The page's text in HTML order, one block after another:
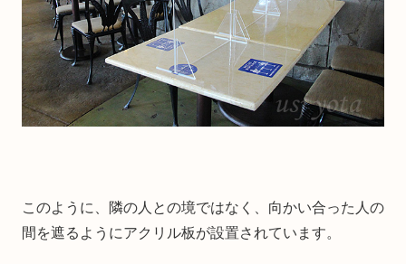
このように、隣の人との境ではなく、向かい合った人の
間を遮るようにアクリル板が設置されています。